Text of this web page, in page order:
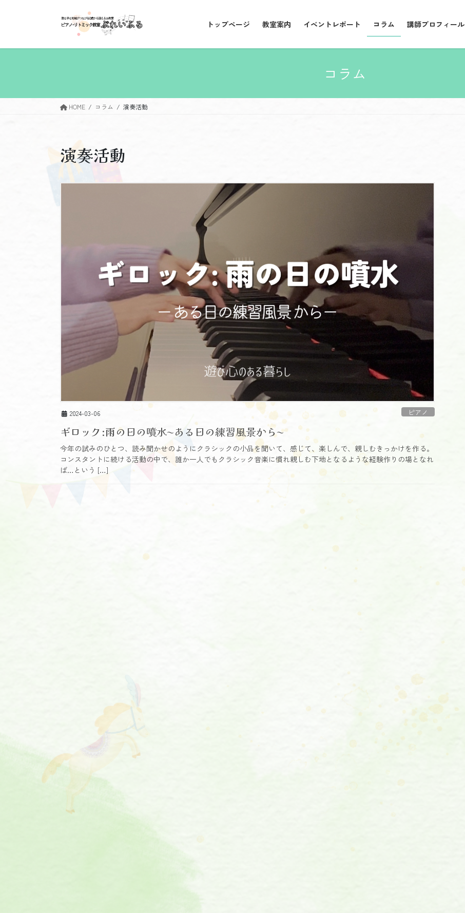
トップページ 教室案内 イベントレポート コラム 講師プロフィール
コラム
HOME コラム 演奏活動
演奏活動
2024-03-06 ピアノ
ギロック:雨の日の噴水〜ある日の練習風景から〜
今年の試みのひとつ、読み聞かせのようにクラシックの小品を聞いて、感じて、楽しんで、親しむきっかけを作る。
コンスタントに続ける活動の中で、誰か一人でもクラシック音楽に慣れ親しむ下地となるような経験作りの場となれ
ば…という […]